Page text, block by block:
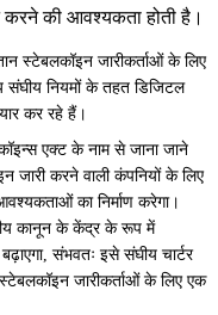
करने की आवश्यकता होती है।
स्टेबलकॉइन जारीकर्ताओं के लिए
संघीय नियमों के तहत डिजिटल
कर रहे हैं।
एक्ट के नाम से जाना जाने
जारी करने वाली कंपनियों के लिए
का निर्माण करेगा।
कानून के केंद्र के रूप में
संभवतः इसे संघीय चार्टर
जारीकर्ताओं के लिए एक